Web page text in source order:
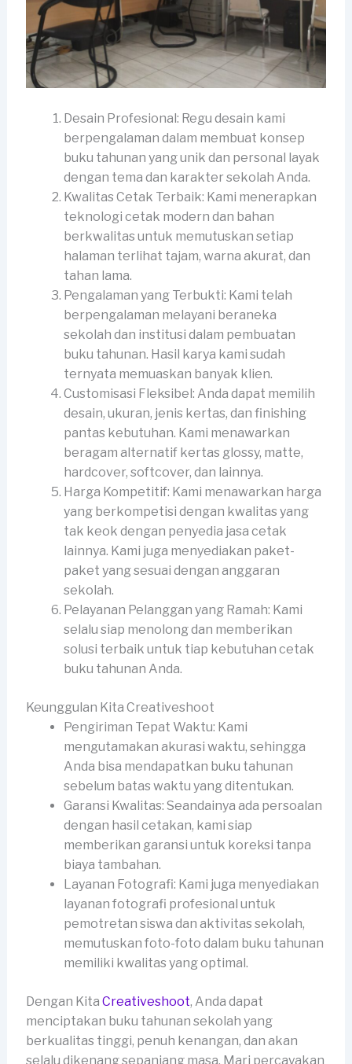
Desain Profesional: Regu desain kami
berpengalaman dalam membuat konsep
buku tahunan yang unik dan personal layak
dengan tema dan karakter sekolah Anda.
Kwalitas Cetak Terbaik: Kami menerapkan
teknologi cetak modern dan bahan
berkwalitas untuk memutuskan setiap
halaman terlihat tajam, warna akurat, dan
tahan lama.
Pengalaman yang Terbukti: Kami telah
berpengalaman melayani beraneka
sekolah dan institusi dalam pembuatan
buku tahunan. Hasil karya kami sudah
ternyata memuaskan banyak klien.
Customisasi Fleksibel: Anda dapat memilih
desain, ukuran, jenis kertas, dan finishing
pantas kebutuhan. Kami menawarkan
beragam alternatif kertas glossy, matte,
hardcover, softcover, dan lainnya.
Harga Kompetitif: Kami menawarkan harga
yang berkompetisi dengan kwalitas yang
tak keok dengan penyedia jasa cetak
lainnya. Kami juga menyediakan paket-
paket yang sesuai dengan anggaran
sekolah.
Pelayanan Pelanggan yang Ramah: Kami
selalu siap menolong dan memberikan
solusi terbaik untuk tiap kebutuhan cetak
buku tahunan Anda.
Keunggulan Kita Creativeshoot
Pengiriman Tepat Waktu: Kami
mengutamakan akurasi waktu, sehingga
Anda bisa mendapatkan buku tahunan
sebelum batas waktu yang ditentukan.
Garansi Kwalitas: Seandainya ada persoalan
dengan hasil cetakan, kami siap
memberikan garansi untuk koreksi tanpa
biaya tambahan.
Layanan Fotografi: Kami juga menyediakan
layanan fotografi profesional untuk
pemotretan siswa dan aktivitas sekolah,
memutuskan foto-foto dalam buku tahunan
memiliki kwalitas yang optimal.
Dengan Kita Creativeshoot, Anda dapat
menciptakan buku tahunan sekolah yang
berkualitas tinggi, penuh kenangan, dan akan
selalu dikenang sepanjang masa. Mari percayakan